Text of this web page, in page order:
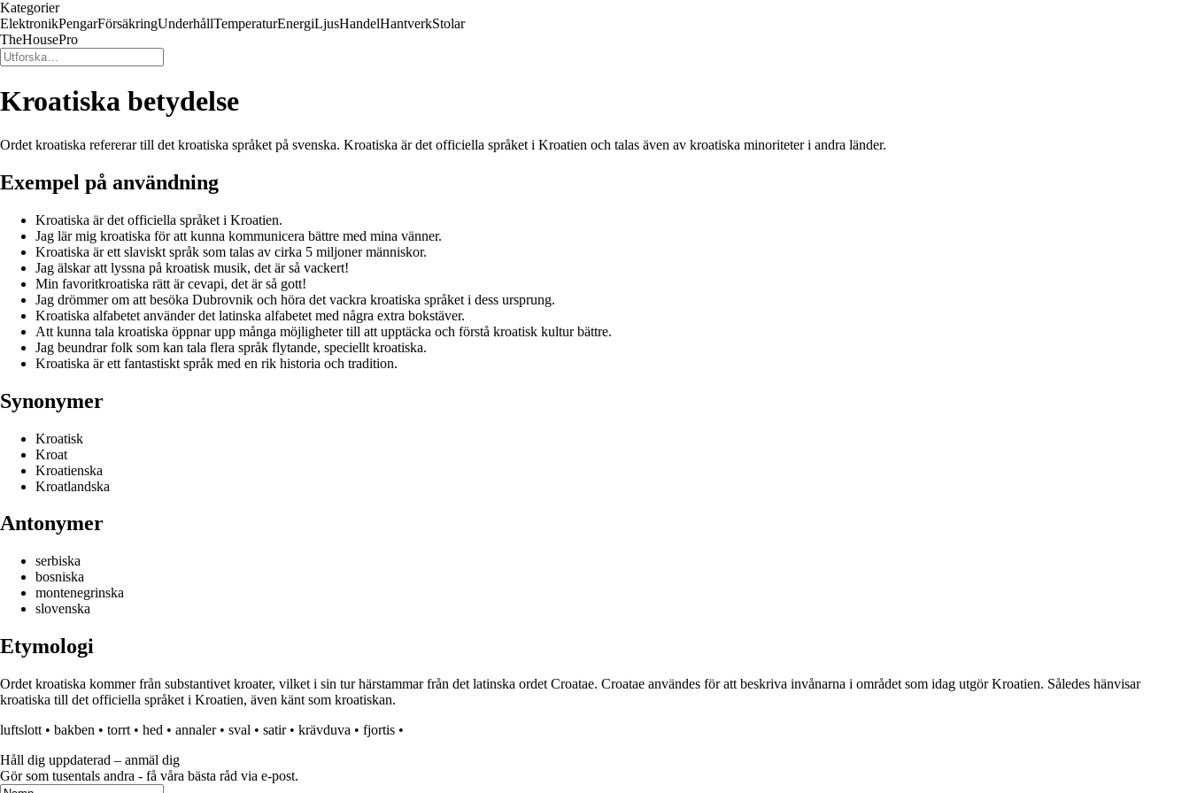
Kategorier
ElektronikPengarFörsäkringUnderhållTemperaturEnergiLjusHandelHantverkStolar
TheHousePro
Kroatiska betydelse
Ordet kroatiska refererar till det kroatiska språket på svenska. Kroatiska är det officiella språket i Kroatien och talas även av kroatiska minoriteter i andra länder.
Exempel på användning
Kroatiska är det officiella språket i Kroatien.
Jag lär mig kroatiska för att kunna kommunicera bättre med mina vänner.
Kroatiska är ett slaviskt språk som talas av cirka 5 miljoner människor.
Jag älskar att lyssna på kroatisk musik, det är så vackert!
Min favoritkroatiska rätt är cevapi, det är så gott!
Jag drömmer om att besöka Dubrovnik och höra det vackra kroatiska språket i dess ursprung.
Kroatiska alfabetet använder det latinska alfabetet med några extra bokstäver.
Att kunna tala kroatiska öppnar upp många möjligheter till att upptäcka och förstå kroatisk kultur bättre.
Jag beundrar folk som kan tala flera språk flytande, speciellt kroatiska.
Kroatiska är ett fantastiskt språk med en rik historia och tradition.
Synonymer
Kroatisk
Kroat
Kroatienska
Kroatlandska
Antonymer
serbiska
bosniska
montenegrinska
slovenska
Etymologi
Ordet kroatiska kommer från substantivet kroater, vilket i sin tur härstammar från det latinska ordet Croatae. Croatae användes för att beskriva invånarna i området som idag utgör Kroatien. Således hänvisar
kroatiska till det officiella språket i Kroatien, även känt som kroatiskan.
luftslott • bakben • torrt • hed • annaler• sval • satir• krävduva • fjortis •
Håll dig uppdaterad – anmäl dig
Gör som tusentals andra - få våra bästa råd via e-post.